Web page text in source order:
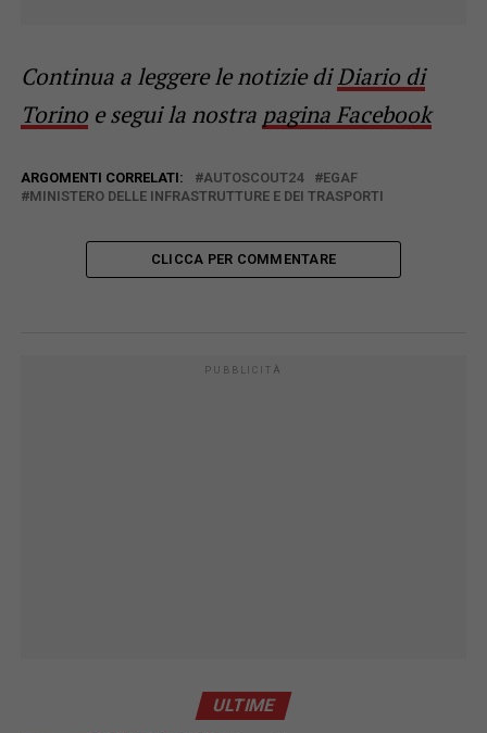
Continua a leggere le notizie diDiario di
Torinoe segui la nostra pagina Facebook
ARGOMENTI CORRELATI: AUTOSCOUT24
EGAF
MINISTERO DELLE INFRASTRUTTURE E DEI TRASPORTI
CLICCA PER COMMENTARE
PUBBLICITÀ
ULTIME